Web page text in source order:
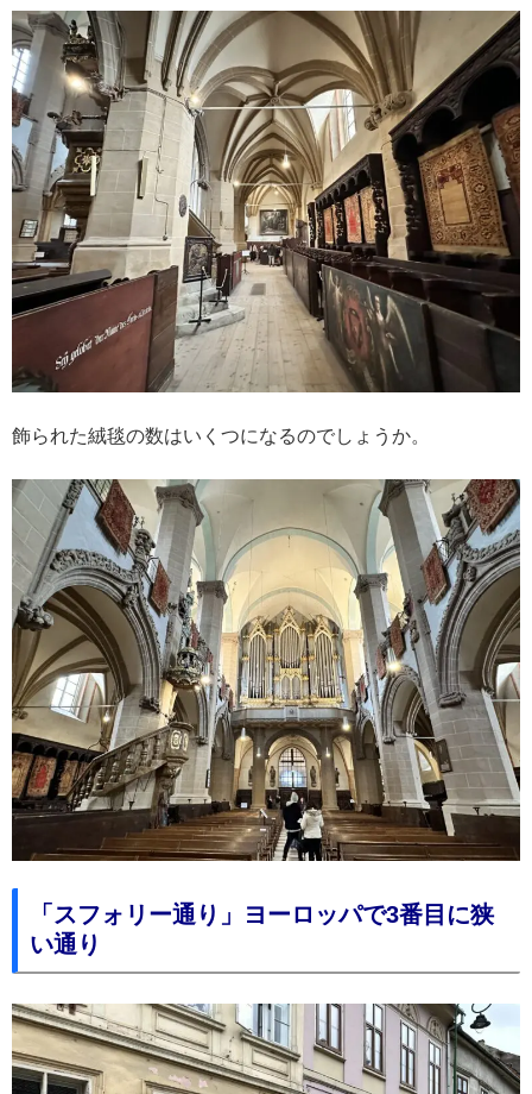
飾られた絨毯の数はいくつになるのでしょうか。
「スフォリー通り」ヨーロッパで3番目に狭
い通り